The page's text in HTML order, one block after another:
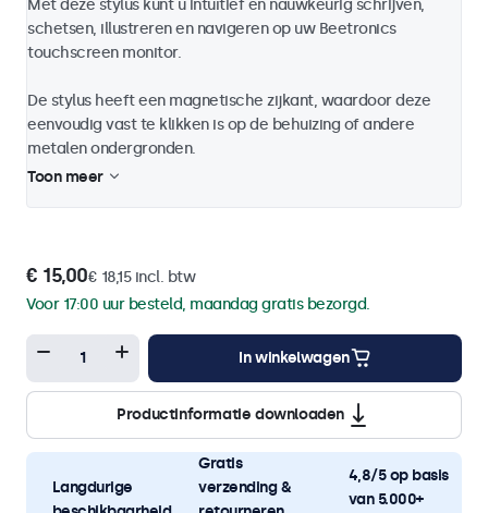
Met deze stylus kunt u intuïtief en nauwkeurig schrijven,
schetsen, illustreren en navigeren op uw Beetronics
touchscreen monitor.
De stylus heeft een magnetische zijkant, waardoor deze
eenvoudig vast te klikken is op de behuizing of andere
metalen ondergronden.
Toon meer
€ 15,00€ 18,15 incl. btw
Voor 17:00 uur besteld, maandag gratis bezorgd.
In winkelwagen
Productinformatie downloaden
Langdurige
Gratis
verzending &
4,8/5 op basis
van 5.000+